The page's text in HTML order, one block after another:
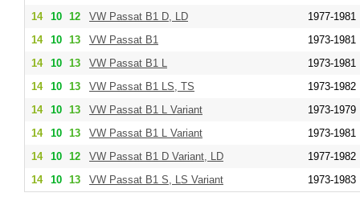
14
10 12 VW Passat B1 D, LD
1977-1981
14
10 13 VW Passat B1
1973-1981
14
10 13 VW Passat B1 L
1973-1981
14
10 13 VW Passat B1 LS, TS
1973-1982
14
10 13 VW Passat B1 L Variant
1973-1979
14
10 13 VW Passat B1 L Variant
1973-1981
14
10 12 VW Passat B1 D Variant, LD
1977-1982
14
10 13 VW Passat B1 S, LS Variant 1973-1983